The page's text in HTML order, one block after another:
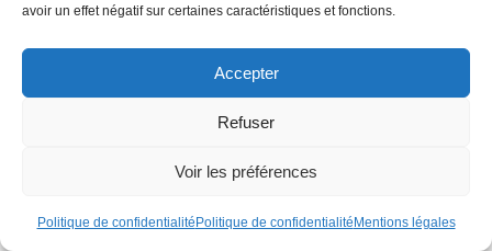
avoir un effet négatif sur certaines caractéristiques et fonctions.
Accepter
Refuser
Voir les préférences
Politique de confidentialité Politique de confidentialité Mentions légales
Attractivité différenciée
performants) et les constructions obsolètes.
Les données issues de communautés commeSun City,